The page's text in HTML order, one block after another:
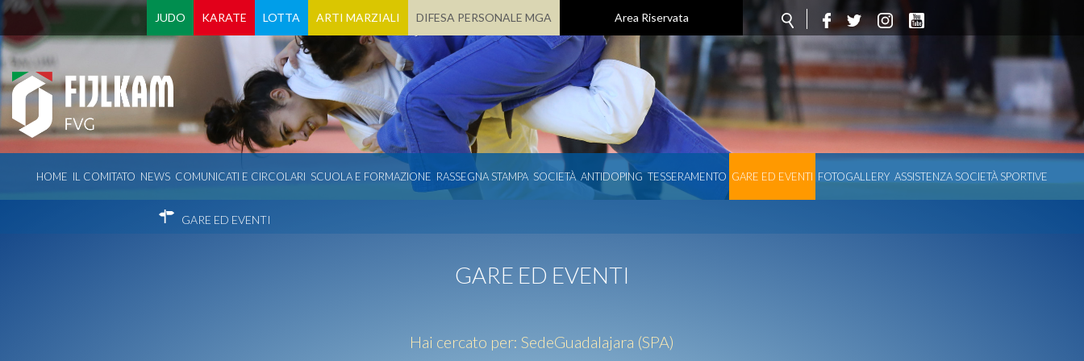
JUDO KARATE LOTTA ARTI MARZIALI DIFESA PERSONALE MGA Area Riservata
HOME IL COMITATO NEWS COMUNICATI E CIRCOLARI SCUOLA E FORMAZIONE RASSEGNA STAMPA SOCIETÀ ANTIDOPING TESSERAMENTO GARE ED EVENTI FOTOGALLERY ASSISTENZA SOCIETÀ SPORTIVE
GARE ED EVENTI
GARE ED EVENTI
Hai cercato per: SedeGuadalajara (SPA)